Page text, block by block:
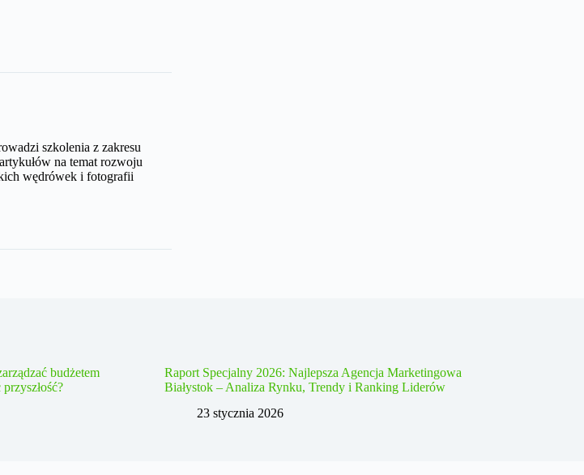
szkolenia z zakresu
na temat rozwoju
wędrówek i fotografii
budżetem
Raport Specjalny 2026: Najlepsza Agencja Marketingowa
Białystok – Analiza Rynku, Trendy i Ranking Liderów
23 stycznia 2026